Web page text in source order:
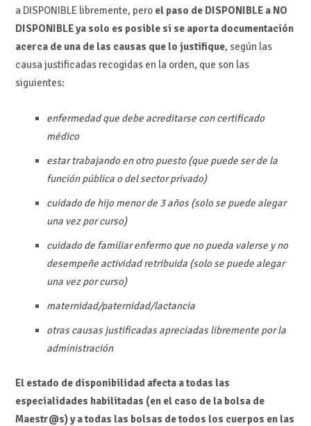
a DISPONIBLE libremente, pero el paso de DISPONIBLE a NO
DISPONIBLE ya solo es posible si se aporta documentación
acerca de una de las causas que lo justifique, según las
causa justificadas recogidas en la orden, que son las
siguientes:
enfermedad que debe acreditarse con certificado
médico
estar trabajando en otro puesto (que puede ser de la
función pública o del sector privado)
cuidado de hijo menor de 3 años (solo se puede alegar
una vez por curso)
cuidado de familiar enfermo que no pueda valerse y no
desempeñe actividad retribuida (solo se puede alegar
una vez por curso)
maternidad/paternidad/lactancia
otras causas justificadas apreciadas libremente por la
administración
El estado de disponibilidad afecta a todas las
especialidades habilitadas (en el caso de la bolsa de
Maestr@s) y a todas las bolsas de todos los cuerpos en las